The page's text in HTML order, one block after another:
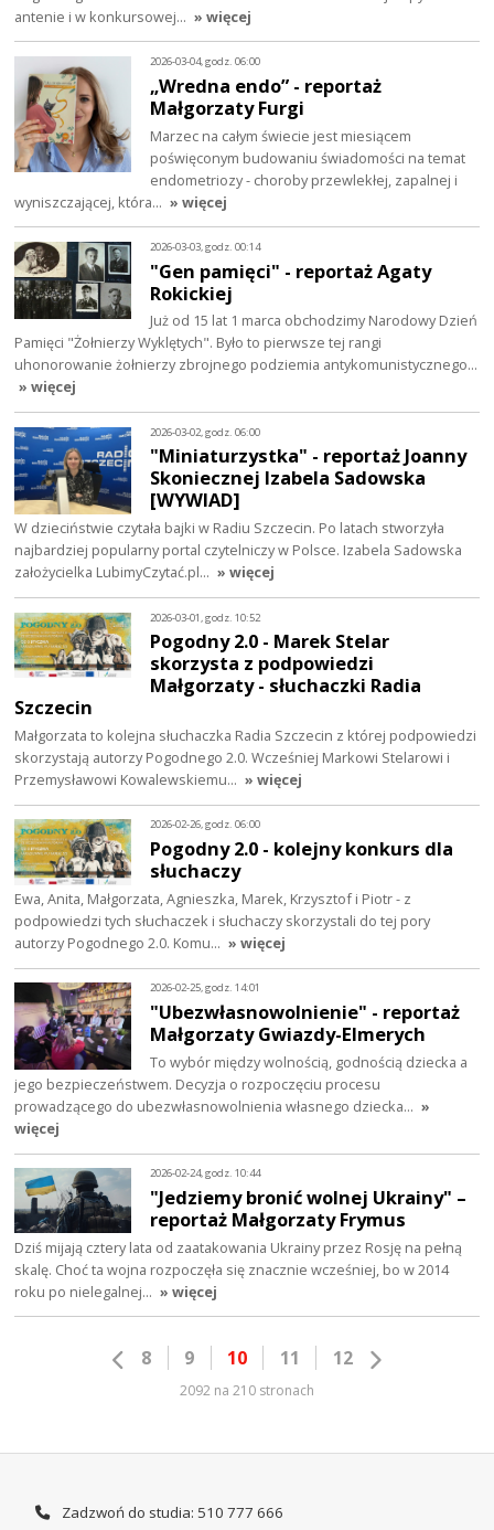
antenie i w konkursowej… » więcej
2026-03-04, godz. 06:00
„Wredna endo” - reportaż
Małgorzaty Furgi
Marzec na całym świecie jest miesiącem
poświęconym budowaniu świadomości na temat
endometriozy - choroby przewlekłej, zapalnej i
wyniszczającej, która… » więcej
2026-03-03, godz. 00:14
"Gen pamięci" - reportaż Agaty
Rokickiej
Już od 15 lat 1 marca obchodzimy Narodowy Dzień
Pamięci "Żołnierzy Wyklętych". Było to pierwsze tej rangi
uhonorowanie żołnierzy zbrojnego podziemia antykomunistycznego…
» więcej
2026-03-02, godz. 06:00
"Miniaturzystka" - reportaż Joanny
Skoniecznej Izabela Sadowska
[WYWIAD]
W dzieciństwie czytała bajki w Radiu Szczecin. Po latach stworzyła
najbardziej popularny portal czytelniczy w Polsce. Izabela Sadowska
założycielka LubimyCzytać.pl… » więcej
2026-03-01, godz. 10:52
Pogodny 2.0 - Marek Stelar
skorzysta z podpowiedzi
Małgorzaty - słuchaczki Radia
Szczecin
Małgorzata to kolejna słuchaczka Radia Szczecin z której podpowiedzi
skorzystają autorzy Pogodnego 2.0. Wcześniej Markowi Stelarowi i
Przemysławowi Kowalewskiemu… » więcej
2026-02-26, godz. 06:00
Pogodny 2.0 - kolejny konkurs dla
słuchaczy
Ewa, Anita, Małgorzata, Agnieszka, Marek, Krzysztof i Piotr - z
podpowiedzi tych słuchaczek i słuchaczy skorzystali do tej pory
autorzy Pogodnego 2.0. Komu… » więcej
2026-02-25, godz. 14:01
"Ubezwłasnowolnienie" - reportaż
Małgorzaty Gwiazdy-Elmerych
To wybór między wolnością, godnością dziecka a
jego bezpieczeństwem. Decyzja o rozpoczęciu procesu
prowadzącego do ubezwłasnowolnienia własnego dziecka… »
więcej
2026-02-24, godz. 10:44
"Jedziemy bronić wolnej Ukrainy" –
reportaż Małgorzaty Frymus
Dziś mijają cztery lata od zaatakowania Ukrainy przez Rosję na pełną
skalę. Choć ta wojna rozpoczęła się znacznie wcześniej, bo w 2014
roku po nielegalnej… » więcej
8 9 10 11 12
2092 na 210 stronach
Zadzwoń do studia: 510 777 666